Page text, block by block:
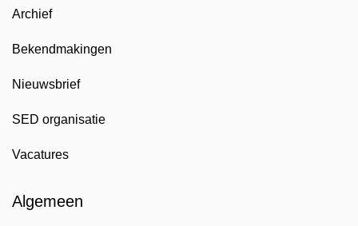
Archief
Bekendmakingen
Nieuwsbrief
SED organisatie
Vacatures
Algemeen